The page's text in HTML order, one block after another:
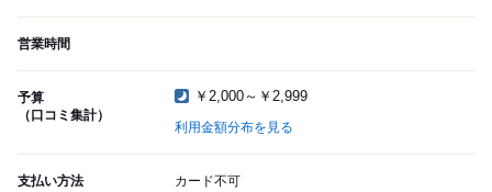
営業時間
予算
（口コミ集計）
￥2,000～￥2,999
利用金額分布を見る
支払い方法 カード不可